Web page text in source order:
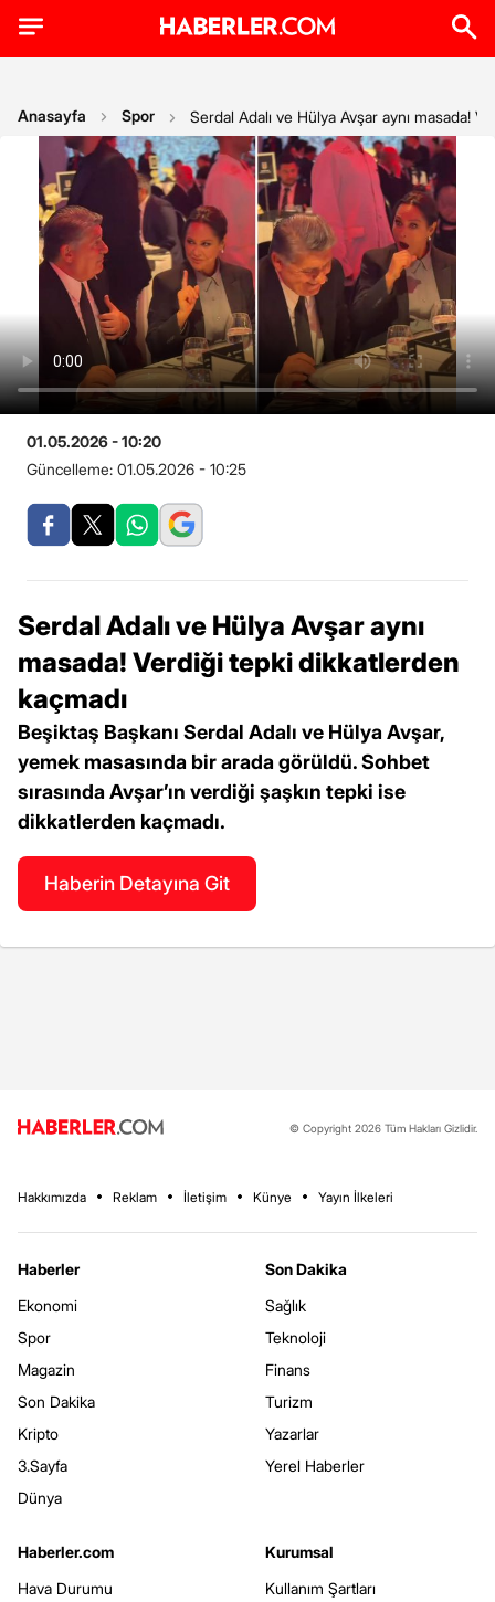
Anasayfa Spor Serdal Adalı ve Hülya Avşar aynı masada!
01.05.2026 - 10:20
Güncelleme: 01.05.2026 - 10:25
Serdal Adalı ve Hülya Avşar aynı
masada! Verdiği tepki dikkatlerden
kaçmadı
Beşiktaş Başkanı Serdal Adalı ve Hülya Avşar,
yemek masasında bir arada görüldü. Sohbet
sırasında Avşar’ın verdiği şaşkın tepki ise
dikkatlerden kaçmadı.
Haberin Detayına Git
© Copyright 2026 Tüm Hakları Gizlidir.
Hakkımızda Reklam İletişim Künye Yayın İlkeleri
Haberler
Ekonomi
Spor
Magazin
Son Dakika
Kripto
3.Sayfa
Dünya
Son Dakika
Sağlık
Teknoloji
Finans
Turizm
Yazarlar
Yerel Haberler
Haberler.com
Hava Durumu
Kurumsal
Kullanım Şartları